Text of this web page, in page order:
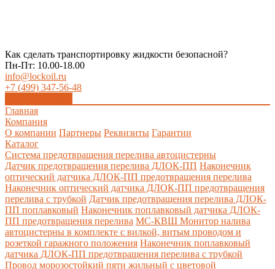
Как сделать транспортировку жидкости безопасной?
Пн-Пт: 10.00-18.00
info@lockoil.ru
+7 (499) 347-56-48
Главная
Компания
О компании Партнеры Реквизиты Гарантии
Каталог
Система предотвращения перелива автоцистерны
Датчик предотвращения перелива ДЛОК-ПП Наконечник
оптический датчика ДЛОК-ПП предотвращения перелива
Наконечник оптический датчика ДЛОК-ПП предотвращения
перелива с трубкой Датчик предотвращения перелива ДЛОК-
ПП поплавковый Наконечник поплавковый датчика ДЛОК-
ПП предотвращения перелива МС-КВШ Монитор налива
автоцистерны в комплекте с вилкой, витым проводом и
розеткой гаражного положения Наконечник поплавковый
датчика ДЛОК-ПП предотвращения перелива с трубкой
Провод морозостойкий пяти жильный с цветовой